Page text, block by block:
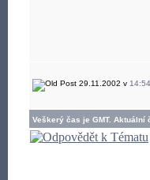
29.11.2002 v 14:54
Veškerý čas je GMT. Aktuální